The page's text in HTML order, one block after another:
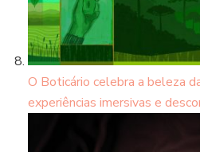
O Boticário celebra a beleza
experiências imersivas e